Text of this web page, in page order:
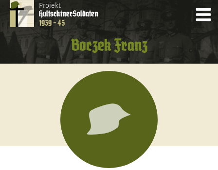
Projekt
HultschinerSoldaten
1939 - 45
Boczek Franz